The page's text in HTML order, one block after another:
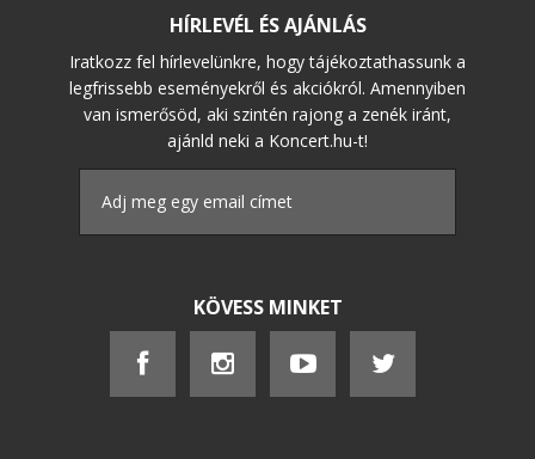
HÍRLEVÉL ÉS AJÁNLÁS
Iratkozz fel hírlevelünkre, hogy tájékoztathassunk a
legfrissebb eseményekről és akciókról. Amennyiben
van ismerősöd, aki szintén rajong a zenék iránt,
ajánld neki a Koncert.hu-t!
KÖVESS MINKET